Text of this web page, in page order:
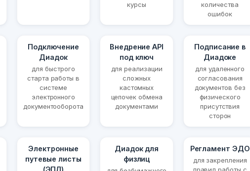
курсы
количества
ошибок
Подключение
Диадок
для быстрого
старта работы в
системе
электронного
документооборота
Внедрение API
под ключ
для реализации
сложных
кастомных
цепочек обмена
документами
Подписание в
Диадоке
для удаленного
согласования
документов без
физического
присутствия
сторон
Электронные
путевые листы
Диадок для
физлиц
Регламент ЭДО
для закрепления